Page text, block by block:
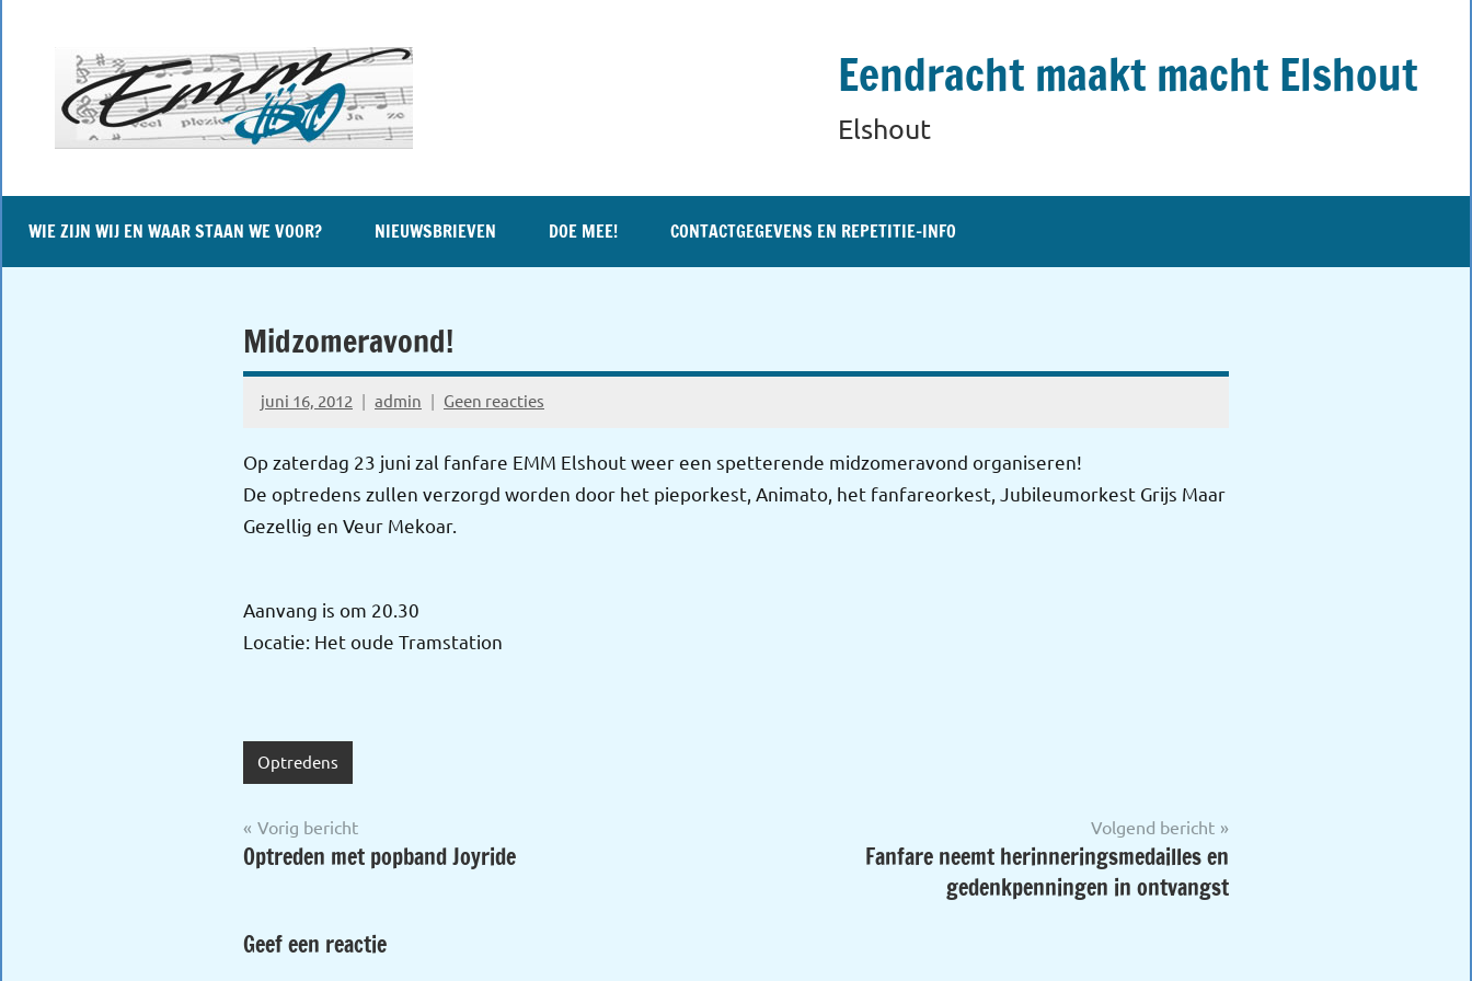
springen
Eendracht maakt macht Elshout
Elshout
WIE ZIJN WIJ EN WAAR STAAN WE VOOR? NIEUWSBRIEVEN DOE MEE! CONTACTGEGEVENS EN REPETITIE-INFO
Midzomeravond!
juni 16, 2012 admin Geen reacties
Op zaterdag 23 juni zal fanfare EMM Elshout weer een spetterende midzomeravond organiseren!
De optredens zullen verzorgd worden door het pieporkest, Animato, het fanfareorkest, Jubileumorkest Grijs Maar
Gezellig en Veur Mekoar.
Aanvang is om 20.30
Locatie: Het oude Tramstation
Optredens
Bericht
navigatie
Vorig bericht
Optreden met popband Joyride
Volgend bericht
Fanfare neemt herinneringsmedailles en
gedenkpenningen in ontvangst
Geef een reactie